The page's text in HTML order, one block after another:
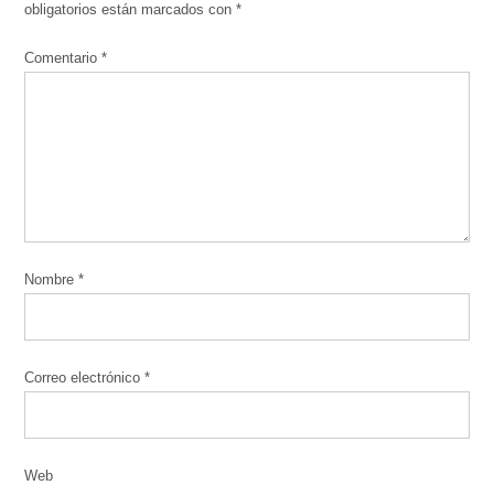
obligatorios están marcados con*
Comentario*
Nombre*
Correo electrónico*
Web